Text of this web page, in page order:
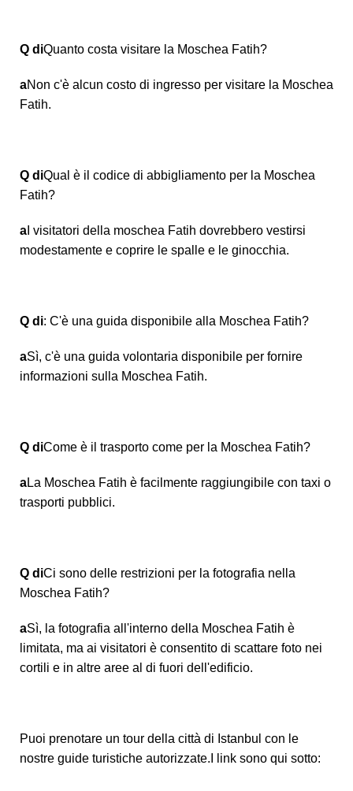
Q diQuanto costa visitare la Moschea Fatih?
aNon c'è alcun costo di ingresso per visitare la Moschea
Fatih.
Q diQual è il codice di abbigliamento per la Moschea
Fatih?
a I visitatori della moschea Fatih dovrebbero vestirsi
modestamente e coprire le spalle e le ginocchia.
Q di: C'è una guida disponibile alla Moschea Fatih?
aSì, c'è una guida volontaria disponibile per fornire
informazioni sulla Moschea Fatih.
Q diCome è il trasporto come per la Moschea Fatih?
aLa Moschea Fatih è facilmente raggiungibile con taxi o
trasporti pubblici.
Q diCi sono delle restrizioni per la fotografia nella
Moschea Fatih?
aSì, la fotografia all'interno della Moschea Fatih è
limitata, ma ai visitatori è consentito di scattare foto nei
cortili e in altre aree al di fuori dell'edificio.
Puoi prenotare un tour della città di Istanbul con le
nostre guide turistiche autorizzate.I link sono qui sotto: